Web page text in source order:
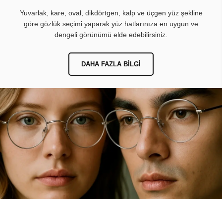
Yuvarlak, kare, oval, dikdörtgen, kalp ve üçgen yüz şekline
göre gözlük seçimi yaparak yüz hatlarınıza en uygun ve
dengeli görünümü elde edebilirsiniz.
DAHA FAZLA BILGI